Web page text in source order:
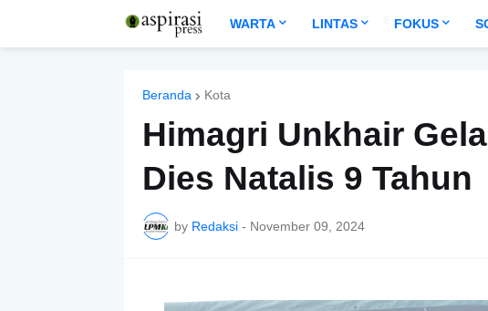
WARTA LINTAS FOKUS
Beranda Kota
Himagri Unkhair
Dies Natalis 9 Tahun
by Redaksi - November 09, 2024